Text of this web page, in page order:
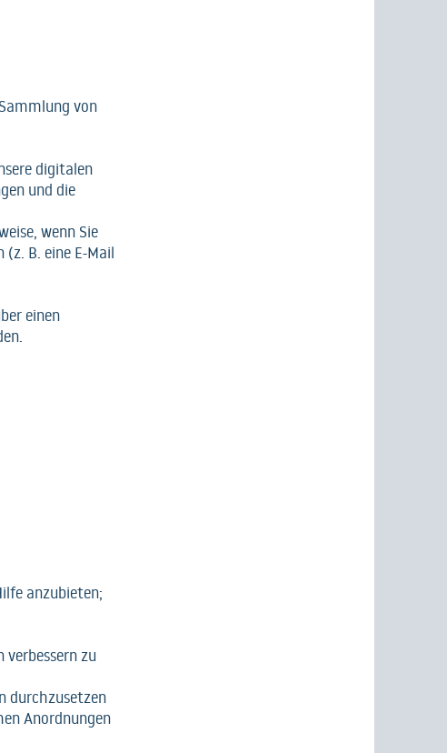
von
digitalen
und die
wenn Sie
B. eine E-Mail
einen
anzubieten;
zu
durchzusetzen
Anordnungen